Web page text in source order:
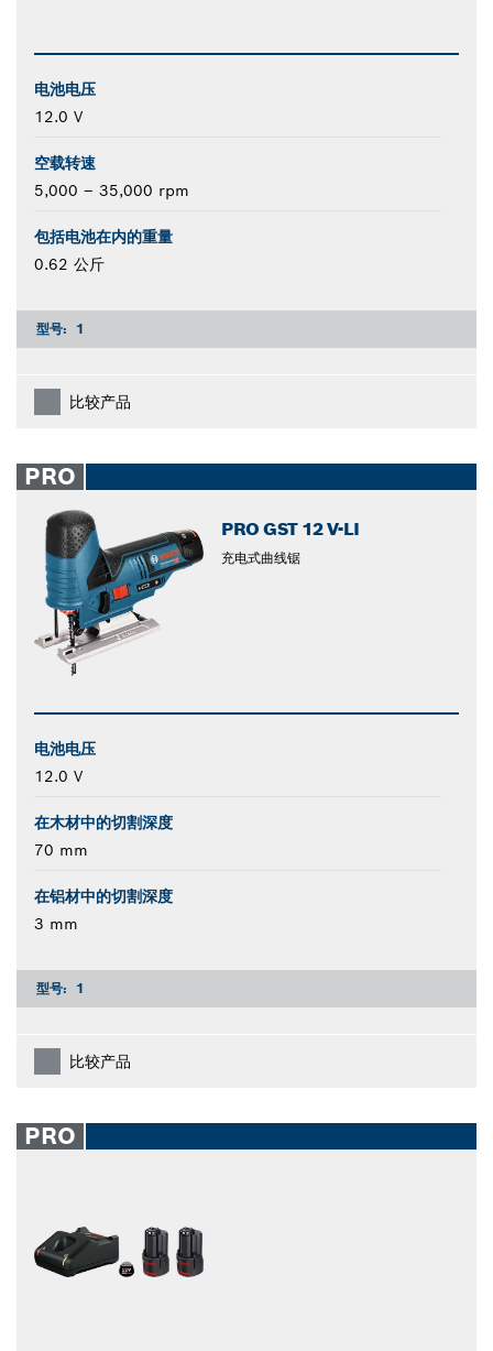
电池电压
12.0 V
空载转速
5,000 – 35,000 rpm
包括电池在内的重量
0.62 公斤
型号: 1
比较产品
PRO
PRO GST 12 V-LI
充电式曲线锯
电池电压
12.0 V
在木材中的切割深度
70 mm
在铝材中的切割深度
3 mm
型号: 1
比较产品
PRO